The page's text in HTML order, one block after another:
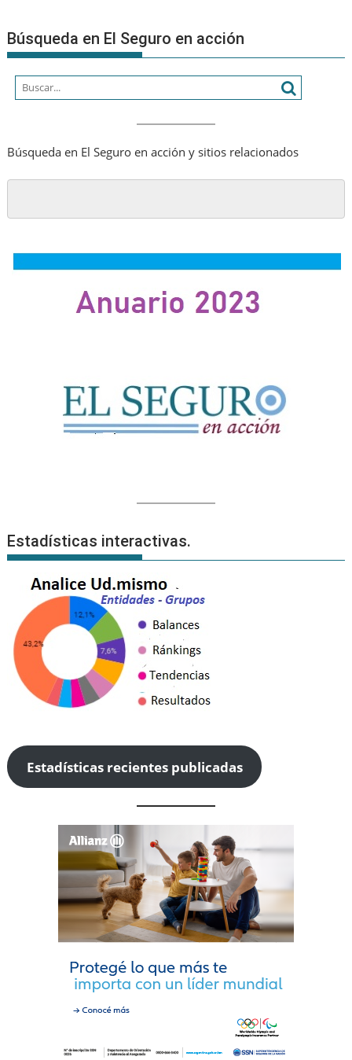
Búsqueda en El Seguro en acción
Búsqueda en El Seguro en acción y sitios relacionados
Estadísticas interactivas.
Estadísticas recientes publicadas